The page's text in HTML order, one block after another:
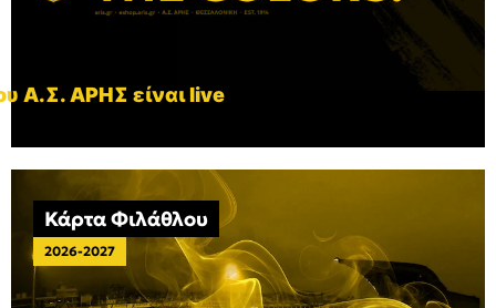
Α.Σ. ΑΡΗΣ είναι live
Κάρτα Φιλάθλου
2026-2027